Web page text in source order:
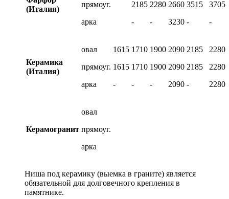
(Италия)
прямоуг.
арка
2185
-
2280
-
2660
3230
3515
-
3705
-
Керамика
(Италия)
овал
прямоуг.
арка
1615
1615
-
1710
1710
-
1900
1900
-
2090
2090
2090
2185
2185
-
2280
2280
2280
Керамогранит
овал
прямоуг.
арка
Ниша под керамику (выемка в граните) является
обязательной для долговечного крепления в
памятнике.